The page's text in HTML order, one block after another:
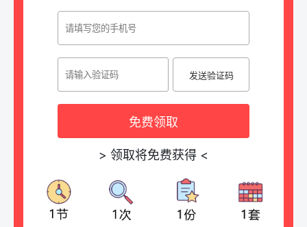
发送验证码
免费领取
> 领取将免费获得 <